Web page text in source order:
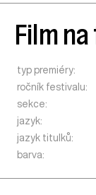
Film
typ premiéry:
ročník festivalu:
sekce:
jazyk:
jazyk titulků:
barva: